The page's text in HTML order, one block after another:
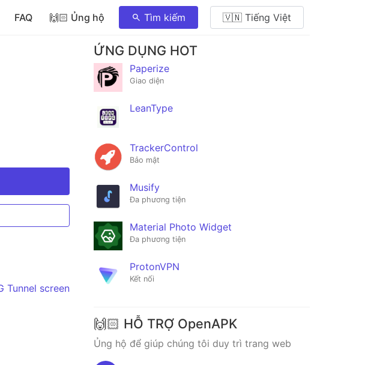
FAQ 🙌🏻 Ủng hộ Tìm kiếm 🇻🇳 Tiếng Việt
ỨNG DỤNG HOT
Paperize
Giao diện
LeanType
TrackerControl
Bảo mật
Musify
Đa phương tiện
Material Photo Widget
Đa phương tiện
ProtonVPN
Kết nối
🙌🏻 HỖ TRỢ OpenAPK
Ủng hộ để giúp chúng tôi duy trì trang web